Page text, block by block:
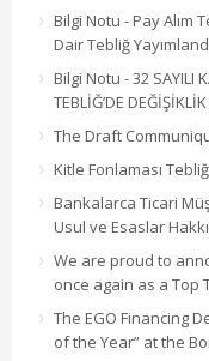
Bilgi Notu - Pay Alım
Dair Tebliğ
Bilgi Notu - 32 SAYILI
TEBLİĞ’DE DEĞİŞİKLİK
The Draft
Kitle Fonlaması
Bankalarca Ticari
Usul ve Esaslar
We are proud to
once again as a Top
The EGO Financing
of the Year” at the